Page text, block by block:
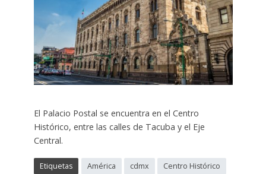
El Palacio Postal se encuentra en el Centro
Histórico, entre las calles de Tacuba y el Eje
Central.
Etiquetas América cdmx
Centro Histórico